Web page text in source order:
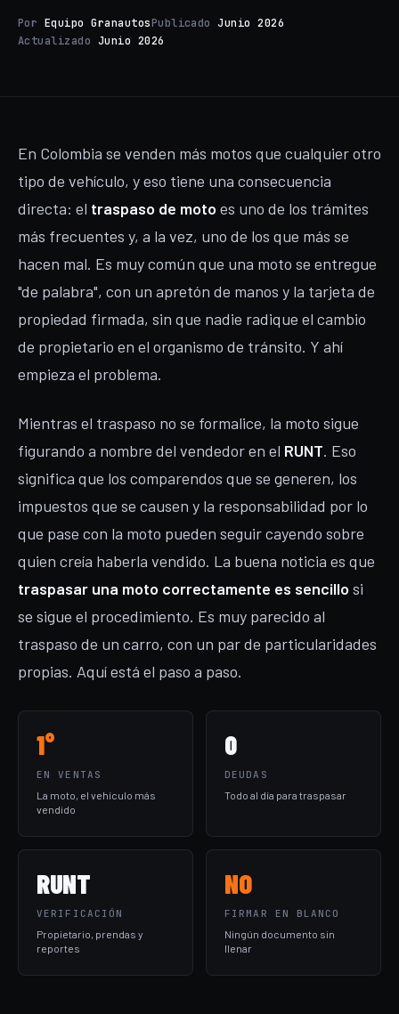
Por Equipo GranautosPublicadoJunio 2026
Actualizado Junio 2026
En Colombia se venden más motos que cualquier otro
tipo de vehículo, y eso tiene una consecuencia
directa: el traspaso de moto es uno de los trámites
más frecuentes y, a la vez, uno de los que más se
hacen mal. Es muy común que una moto se entregue
"de palabra", con un apretón de manos y la tarjeta de
propiedad firmada, sin que nadie radique el cambio
de propietario en el organismo de tránsito. Y ahí
empieza el problema.
Mientras el traspaso no se formalice, la moto sigue
figurando a nombre del vendedor en el RUNT. Eso
significa que los comparendos que se generen, los
impuestos que se causen y la responsabilidad por lo
que pase con la moto pueden seguir cayendo sobre
quien creía haberla vendido. La buena noticia es que
traspasar una moto correctamente es sencillo si
se sigue el procedimiento. Es muy parecido al
traspaso de un carro, con un par de particularidades
propias. Aquí está el paso a paso.
1°
EN VENTAS
La moto, el vehículo más
vendido
0
DEUDAS
Todo al día para traspasar
RUNT
VERIFICACIÓN
Propietario, prendas y
reportes
NO
FIRMAR EN BLANCO
Ningún documento sin
llenar